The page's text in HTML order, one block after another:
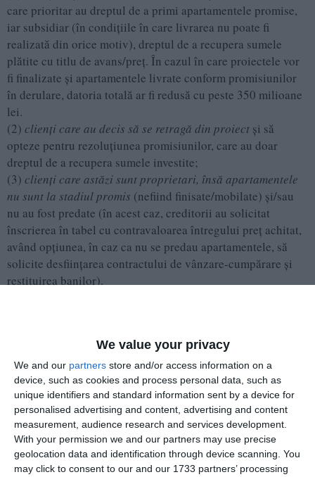
We value your privacy
We and our partners store and/or access information on a
device, such as cookies and process personal data, such as
unique identifiers and standard information sent by a device for
personalised advertising and content, advertising and content
measurement, audience research and services development.
With your permission we and our partners may use precise
geolocation data and identification through device scanning. You
may click to consent to our and our 1733 partners’ processing
care prioritar au dreptul de a primi apartamentele promise,
iar subsidiar (în condițiile în care livrarea nu poate fi
realizată din orice motiv), dreptul de a recupera sumele
plătite cu titlu de avans/preț. În cazul în care proiectele vor
fi finalizate și apartamentele livrate conform promisiunilor
în derulare, datoria totală ar fi redusă cu peste 350 milioane
lei.
(2) clienți care au decis să se retragă din proiect și să
opteze pentru rezoluțiunea promisiunilor, care au doar
dreptul de a recupera sumele investite;
(3) clienți care astăzi sunt proprietari, însă apartamentele
nu sunt la stadiul promis (nefiind finisate/mobilate) și/sau
nu au fost predate (în acest caz, creditorii au solicitat
înscrierea în tabel cu contravaloarea întregului preț achitat,
având opțiunea, în caz ca nu se predau apartamentele, să
solicite desființarea contractului de vânzare-cumpărare și
restituirea banilor).